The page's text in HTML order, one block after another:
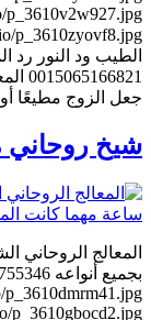
p_3610v2w927.jpg
الطيب ود النور رد
جعل الزوج مطيعًا أو متعلقًا بزوجته
شيخ
المعالج الروحاني
بجميع
p_3610gbocd2.jpg